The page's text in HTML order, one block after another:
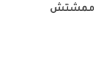
ممشتش